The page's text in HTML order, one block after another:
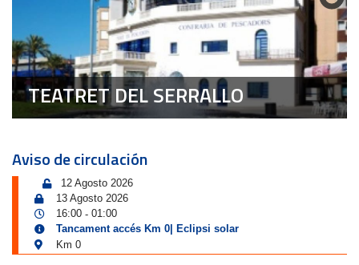
TEATRET DEL SERRALLO
Aviso de circulación
12 Agosto 2026
13 Agosto 2026
16:00 - 01:00
Tancament accés Km 0| Eclipsi solar
Km 0